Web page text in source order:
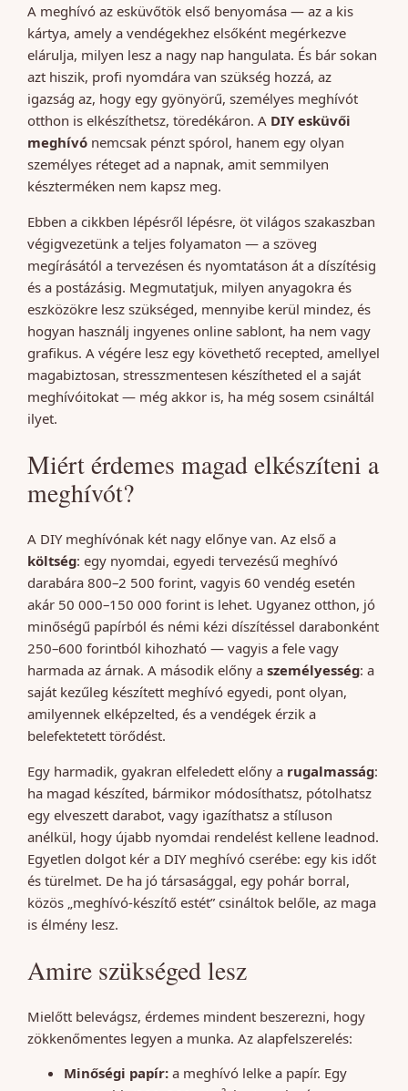
A meghívó az esküvőtök első benyomása — az a kis
kártya, amely a vendégekhez elsőként megérkezve
elárulja, milyen lesz a nagy nap hangulata. És bár sokan
azt hiszik, profi nyomdára van szükség hozzá, az
igazság az, hogy egy gyönyörű, személyes meghívót
otthon is elkészíthetsz, töredékáron. A DIY esküvői
meghívó nemcsak pénzt spórol, hanem egy olyan
személyes réteget ad a napnak, amit semmilyen
készterméken nem kapsz meg.
Ebben a cikkben lépésről lépésre, öt világos szakaszban
végigvezetünk a teljes folyamaton — a szöveg
megírásától a tervezésen és nyomtatáson át a díszítésig
és a postázásig. Megmutatjuk, milyen anyagokra és
eszközökre lesz szükséged, mennyibe kerül mindez, és
hogyan használj ingyenes online sablont, ha nem vagy
grafikus. A végére lesz egy követhető recepted, amellyel
magabiztosan, stresszmentesen készítheted el a saját
meghívóitokat — még akkor is, ha még sosem csináltál
ilyet.
Miért érdemes magad elkészíteni a
meghívót?
A DIY meghívónak két nagy előnye van. Az első a
költség: egy nyomdai, egyedi tervezésű meghívó
darabára 800–2 500 forint, vagyis 60 vendég esetén
akár 50 000–150 000 forint is lehet. Ugyanez otthon, jó
minőségű papírból és némi kézi díszítéssel darabonként
250–600 forintból kihozható — vagyis a fele vagy
harmada az árnak. A második előny a személyesség: a
saját kezűleg készített meghívó egyedi, pont olyan,
amilyennek elképzelted, és a vendégek érzik a
belefektetett törődést.
Egy harmadik, gyakran elfeledett előny a rugalmasság:
ha magad készíted, bármikor módosíthatsz, pótolhatsz
egy elveszett darabot, vagy igazíthatsz a stíluson
anélkül, hogy újabb nyomdai rendelést kellene leadnod.
Egyetlen dolgot kér a DIY meghívó cserébe: egy kis időt
és türelmet. De ha jó társasággal, egy pohár borral,
közös „meghívó-készítő estét” csináltok belőle, az maga
is élmény lesz.
Amire szükséged lesz
Mielőtt belevágsz, érdemes mindent beszerezni, hogy
zökkenőmentes legyen a munka. Az alapfelszerelés:
Minőségi papír: a meghívó lelke a papír. Egy